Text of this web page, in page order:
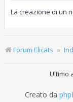
La creazione di un
Forum Elicats
Ultimo
Creato da